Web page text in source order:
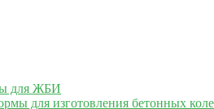
для ЖБИ
для изготовления бетонных